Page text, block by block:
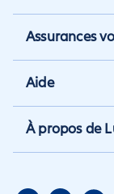
Assurance
Assurance
Assurance
occupant
Assurances
Assurance
Assurance
Assurance
Aide
Aide et contact
Aide
À propos de